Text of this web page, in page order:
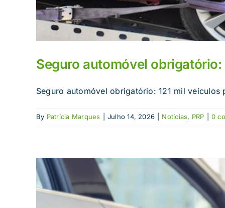
Seguro automóvel
Seguro automóvel obrigatório: 121 mil
By Patrícia Marques Julho 14, 2026 Notícias, PRP 0